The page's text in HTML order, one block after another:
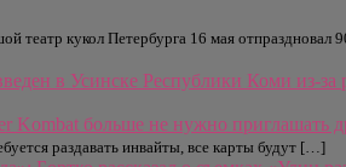
театр кукол Петербурга 16 мая отпраздновал
в Усинске Республики Коми из-за
Kombat больше не нужно приглашать
раздавать инвайты, все карты будут […]